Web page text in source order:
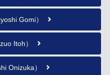
Gomi）
Itoh）
Onizuka）